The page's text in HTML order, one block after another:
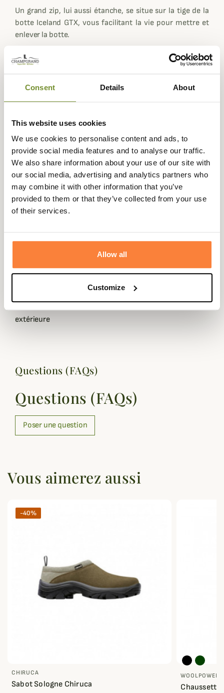
Consent Details About
This website uses cookies
We use cookies to personalise content and ads, to
provide social media features and to analyse our traffic.
We also share information about your use of our site with
our social media, advertising and analytics partners who
may combine it with other information that you’ve
provided to them or that they’ve collected from your use
of their services.
Allow all
Customize
Un grand zip, lui aussi étanche, se situe sur la tige de la
botte Iceland GTX, vous facilitant la vie pour mettre et
enlever la botte.
Le poids des Chiruca Iceland GTX est de 1023 grammes
par chaussure.
Pour une pointure 38 le tour de mollet est 43cm et la
hauteur de tige 32cm.
Pour une pointure 48 la hauteur de tige 38cm.
Fiche technique
Hauteur de Tige
en cm
36
Semelle Caoutchouc Vibram®
respirante
Marron
Doublure
Thinsulate confort
Semelle
extérieure
Caoutchouc Vibram®
Questions (FAQs)
Questions (FAQs)
Poser une question
Vous aimerez aussi
-40%
CHIRUCA
Sabot Sologne Chiruca
WOOLPOWER